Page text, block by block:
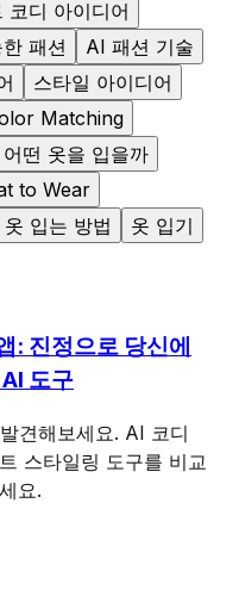
코디 아이디어
패션
AI 패션 기술
스타일 아이디어
Matching
어떤 옷을 입을까
to Wear
옷 입는 방법
옷 입기
: 진정으로 당신에
도구
견해보세요. AI 코디
스타일링 도구를 비교
요.